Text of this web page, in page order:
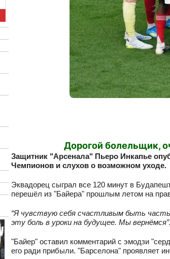
Дорогой болельщик,
Защитник "Арсенала" Пьеро Инкапье
Чемпионов и слухов о возможном уходе.
Эквадорец сыграл все 120 минут в
перешёл из "Байера" прошлым летом на
“Я чувствую себя счастливым быть
эту боль в уроки на будущее. Мы вернёмся”.
"Байер" оставил комментарий с эмодзи
его ради прибыли. "Барселона" проявляет